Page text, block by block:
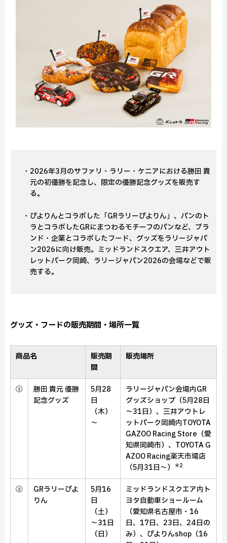
・2026年3月のサファリ・ラリー・ケニアにおける勝田 貴
元の初優勝を記念し、限定の優勝記念グッズを販売す
る。
・ぴよりんとコラボした「GRラリーぴよりん」、パンのト
ラとコラボしたGRにまつわるモチーフのパンなど、ブラ
ンド・企業とコラボしたフード、グッズをラリージャパ
ン2026に向け販売。ミッドランドスクエア、三井アウト
レットパーク岡崎、ラリージャパン2026の会場などで販
売する。
グッズ・フードの販売期間・場所一覧
商品名
販売期
間
販売場所
①
勝田 貴元 優勝
記念グッズ
5月28
日
（木）
～
ラリージャパン会場内GR
グッズショップ（5月28日
～31日）、 三井アウトレ
ットパーク岡崎内TOYOTA
GAZOO Racing Store（愛
知県岡崎市）、 TOYOTA G
AZOO Racing楽天市場店
（5月31日～）
＊2
②
GRラリーぴよ
りん
5月16
日
（土）
～31日
（日）
ミッドランドスクエア内ト
ヨタ自動車ショールーム
（愛知県名古屋市・16
日、17日、23日、24日の
み）、 ぴよりんshop（16